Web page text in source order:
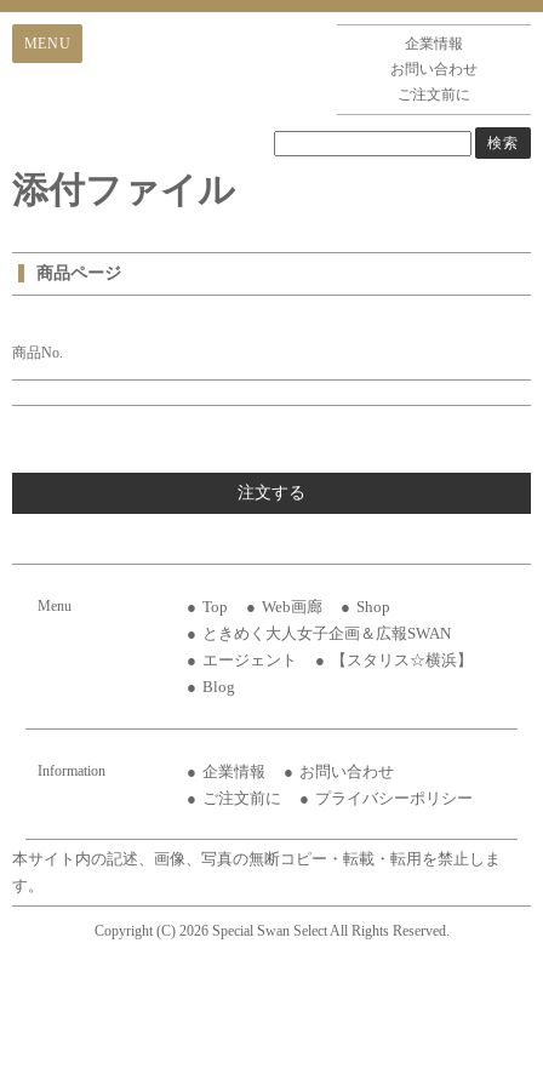
企業情報
お問い合わせ
ご注文前に
添付ファイル
商品ページ
商品No.
注文する
Menu Top Web画廊
Shop
ときめく大人女子企画＆広報SWAN
エージェント
【スタリス☆横浜】
Blog
Information 企業情報
お問い合わせ
ご注文前に
プライバシーポリシー
本サイト内の記述、画像、写真の無断コピー・転載・転用を禁止しま
す。
Copyright (C) 2026 Special Swan Select All Rights Reserved.